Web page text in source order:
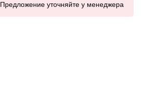
Предложение уточняйте у менеджера